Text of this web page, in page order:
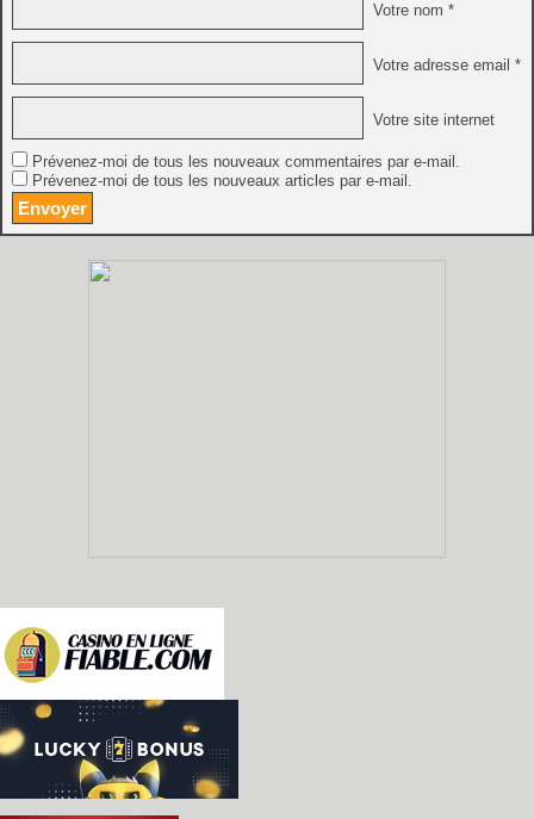
Votre nom *
Votre adresse email *
Votre site internet
Prévenez-moi de tous les nouveaux commentaires par e-mail.
Prévenez-moi de tous les nouveaux articles par e-mail.